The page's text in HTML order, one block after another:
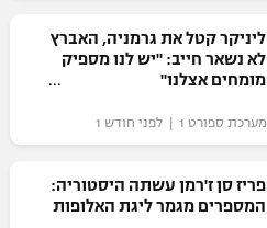
ליניקר קטל את גרמניה, האברץ
לא נשאר חייב: "יש לנו מספיק
מומחים אצלנו"
מערכת ספורט 1 | לפני חודש 1
פריז סן ז'רמן עשתה היסטוריה:
המספרים מגמר ליגת האלופות